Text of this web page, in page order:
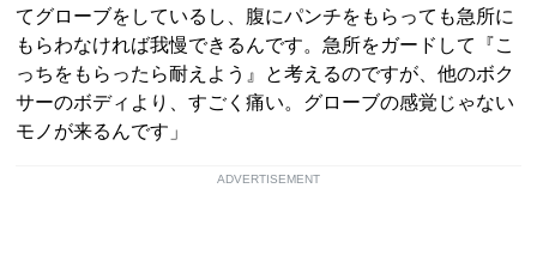
てグローブをしているし、腹にパンチをもらっても急所に
もらわなければ我慢できるんです。急所をガードして『こ
っちをもらったら耐えよう』と考えるのですが、他のボク
サーのボディより、すごく痛い。グローブの感覚じゃない
モノが来るんです」
ADVERTISEMENT